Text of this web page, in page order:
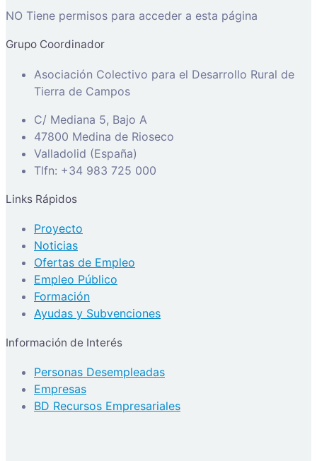
NO Tiene permisos para acceder a esta página
Grupo Coordinador
Asociación Colectivo para el Desarrollo Rural de
Tierra de Campos
C/ Mediana 5, Bajo A
47800 Medina de Rioseco
Valladolid (España)
Tlfn: +34 983 725 000
Links Rápidos
Proyecto
Noticias
Ofertas de Empleo
Empleo Público
Formación
Ayudas y Subvenciones
Información de Interés
Personas Desempleadas
Empresas
BD Recursos Empresariales